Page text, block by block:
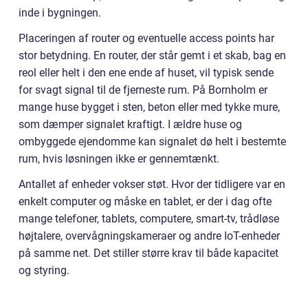
inde i bygningen.
Placeringen af router og eventuelle access points har
stor betydning. En router, der står gemt i et skab, bag en
reol eller helt i den ene ende af huset, vil typisk sende
for svagt signal til de fjerneste rum. På Bornholm er
mange huse bygget i sten, beton eller med tykke mure,
som dæmper signalet kraftigt. I ældre huse og
ombyggede ejendomme kan signalet dø helt i bestemte
rum, hvis løsningen ikke er gennemtænkt.
Antallet af enheder vokser støt. Hvor der tidligere var en
enkelt computer og måske en tablet, er der i dag ofte
mange telefoner, tablets, computere, smart-tv, trådløse
højtalere, overvågningskameraer og andre IoT-enheder
på samme net. Det stiller større krav til både kapacitet
og styring.